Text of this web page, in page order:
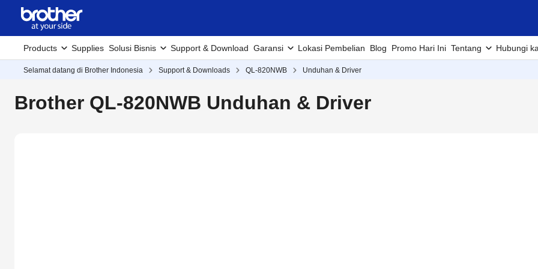
Products Supplies Solusi Bisnis Support & Download Garansi Lokasi Pembelian Blog Promo Hari Ini Tentang Hubungi
Selamat datang di Brother Indonesia Support & Downloads QL-820NWB Unduhan & Driver
Brother QL-820NWB Unduhan & Driver